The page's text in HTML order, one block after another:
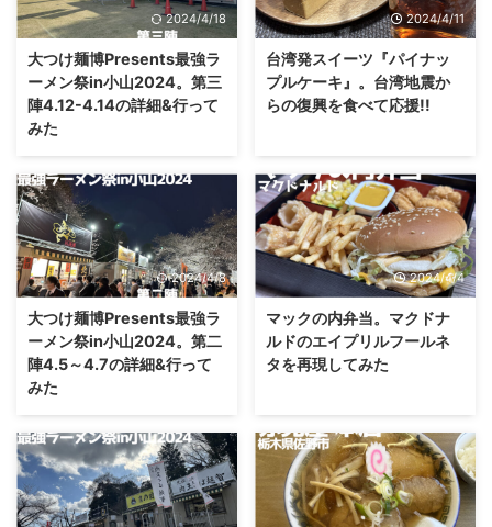
2024/4/18
大つけ麺博Presents最強ラ
ーメン祭in小山2024。第三
陣4.12-4.14の詳細&行って
みた
2024/4/11
台湾発スイーツ『パイナッ
プルケーキ』。台湾地震か
らの復興を食べて応援!!
2024/4/8
大つけ麺博Presents最強ラ
ーメン祭in小山2024。第二
陣4.5～4.7の詳細&行って
みた
2024/4/4
マックの内弁当。マクドナ
ルドのエイプリルフールネ
タを再現してみた